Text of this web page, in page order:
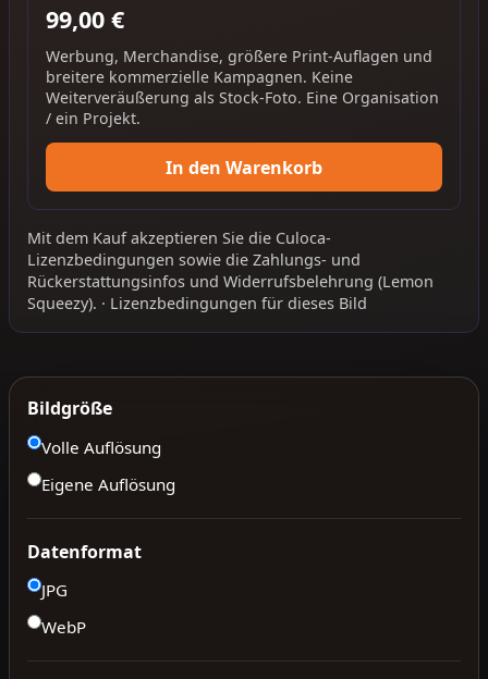
99,00 €
Werbung, Merchandise, größere Print-Auflagen und
breitere kommerzielle Kampagnen. Keine
Weiterveräußerung als Stock-Foto. Eine Organisation
/ ein Projekt.
In den Warenkorb
Mit dem Kauf akzeptieren Sie die Culoca-
Lizenzbedingungen sowie die Zahlungs- und
Rückerstattungsinfos und Widerrufsbelehrung (Lemon
Squeezy). · Lizenzbedingungen für dieses Bild
Bildgröße
Volle Auflösung
Eigene Auflösung
Datenformat
JPG
WebP